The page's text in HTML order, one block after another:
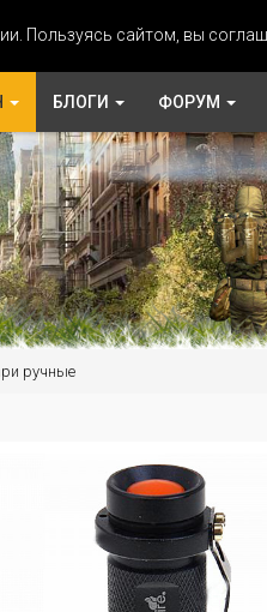
Пользуясь сайтом, вы
БЛОГИ ФОРУМ
ручные